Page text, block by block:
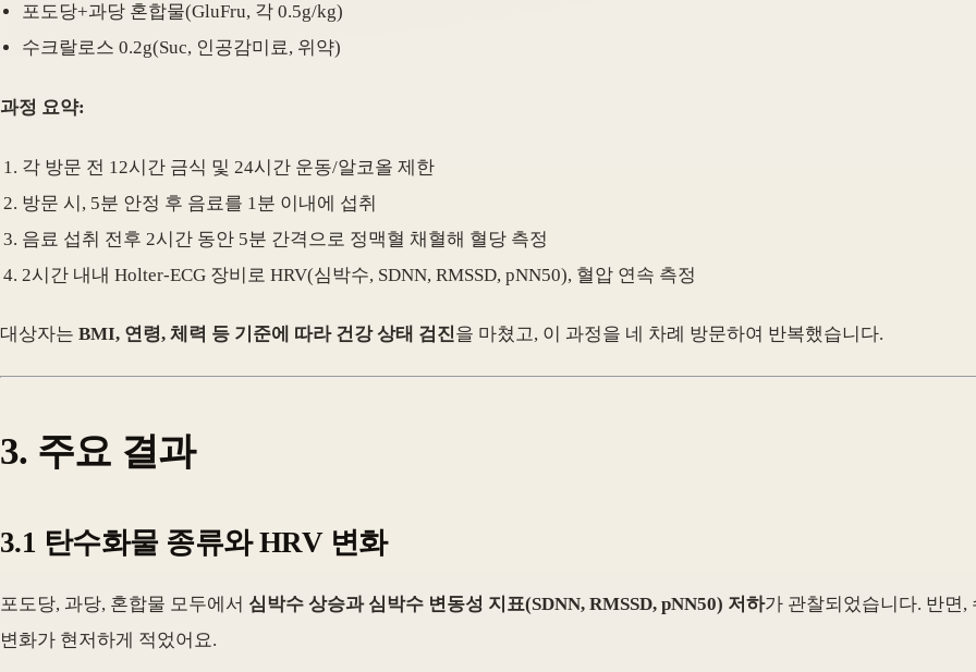
포도당+과당 혼합물(GluFru, 각 0.5g/kg)
수크랄로스 0.2g(Suc, 인공감미료, 위약)
과정 요약:
각 방문 전 12시간 금식 및 24시간 운동/알코올 제한
방문 시, 5분 안정 후 음료를 1분 이내에 섭취
음료 섭취 전후 2시간 동안 5분 간격으로 정맥혈 채혈해 혈당 측정
2시간 내내 Holter-ECG 장비로 HRV(심박수, SDNN, RMSSD, pNN50), 혈압 연속 측정
대상자는 BMI, 연령, 체력 등 기준에 따라 건강 상태 검진을 마쳤고, 이 과정을 네 차례 방문하여 반복했습니다.
3. 주요 결과
3.1 탄수화물 종류와 HRV 변화
포도당, 과당, 혼합물 모두에서 심박수 상승과 심박수 변동성 지표(SDNN, RMSSD, pNN50) 저하가 관찰되었습니다. 반면,
변화가 현저하게 적었어요.